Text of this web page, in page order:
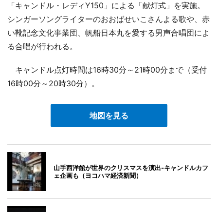
「キャンドル・レディY150」による「献灯式」を実施。
シンガーソングライターのおおばせいこさんよる歌や、赤
い靴記念文化事業団、帆船日本丸を愛する男声合唱団によ
る合唱が行われる。
キャンドル点灯時間は16時30分～21時00分まで（受付
16時00分～20時30分）。
地図を見る
山手西洋館が世界のクリスマスを演出-キャンドルカフ
ェ企画も（ヨコハマ経済新聞）